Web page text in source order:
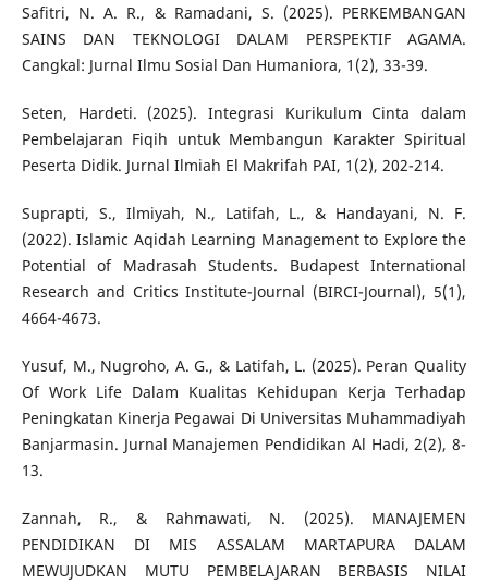
Safitri, N. A. R., & Ramadani, S. (2025). PERKEMBANGAN
SAINS DAN TEKNOLOGI DALAM PERSPEKTIF AGAMA.
Cangkal: Jurnal Ilmu Sosial Dan Humaniora, 1(2), 33-39.
Seten, Hardeti. (2025). Integrasi Kurikulum Cinta dalam
Pembelajaran Fiqih untuk Membangun Karakter Spiritual
Peserta Didik. Jurnal Ilmiah El Makrifah PAI, 1(2), 202-214.
Suprapti, S., Ilmiyah, N., Latifah, L., & Handayani, N. F.
(2022). Islamic Aqidah Learning Management to Explore the
Potential of Madrasah Students. Budapest International
Research and Critics Institute-Journal (BIRCI-Journal), 5(1),
4664-4673.
Yusuf, M., Nugroho, A. G., & Latifah, L. (2025). Peran Quality
Of Work Life Dalam Kualitas Kehidupan Kerja Terhadap
Peningkatan Kinerja Pegawai Di Universitas Muhammadiyah
Banjarmasin. Jurnal Manajemen Pendidikan Al Hadi, 2(2), 8-
13.
Zannah, R., & Rahmawati, N. (2025). MANAJEMEN
PENDIDIKAN DI MIS ASSALAM MARTAPURA DALAM
MEWUJUDKAN MUTU PEMBELAJARAN BERBASIS NILAI